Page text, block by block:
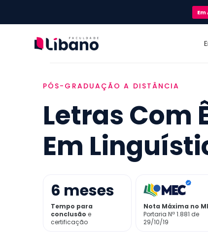
Em
PÓS-GRADUAÇÃO A DISTÂNCIA
Letras Com
Em
6 meses
Tempo para
conclusão e
certificação
Nota Máxima no
Portaria Nª 1.881 de
29/10/19